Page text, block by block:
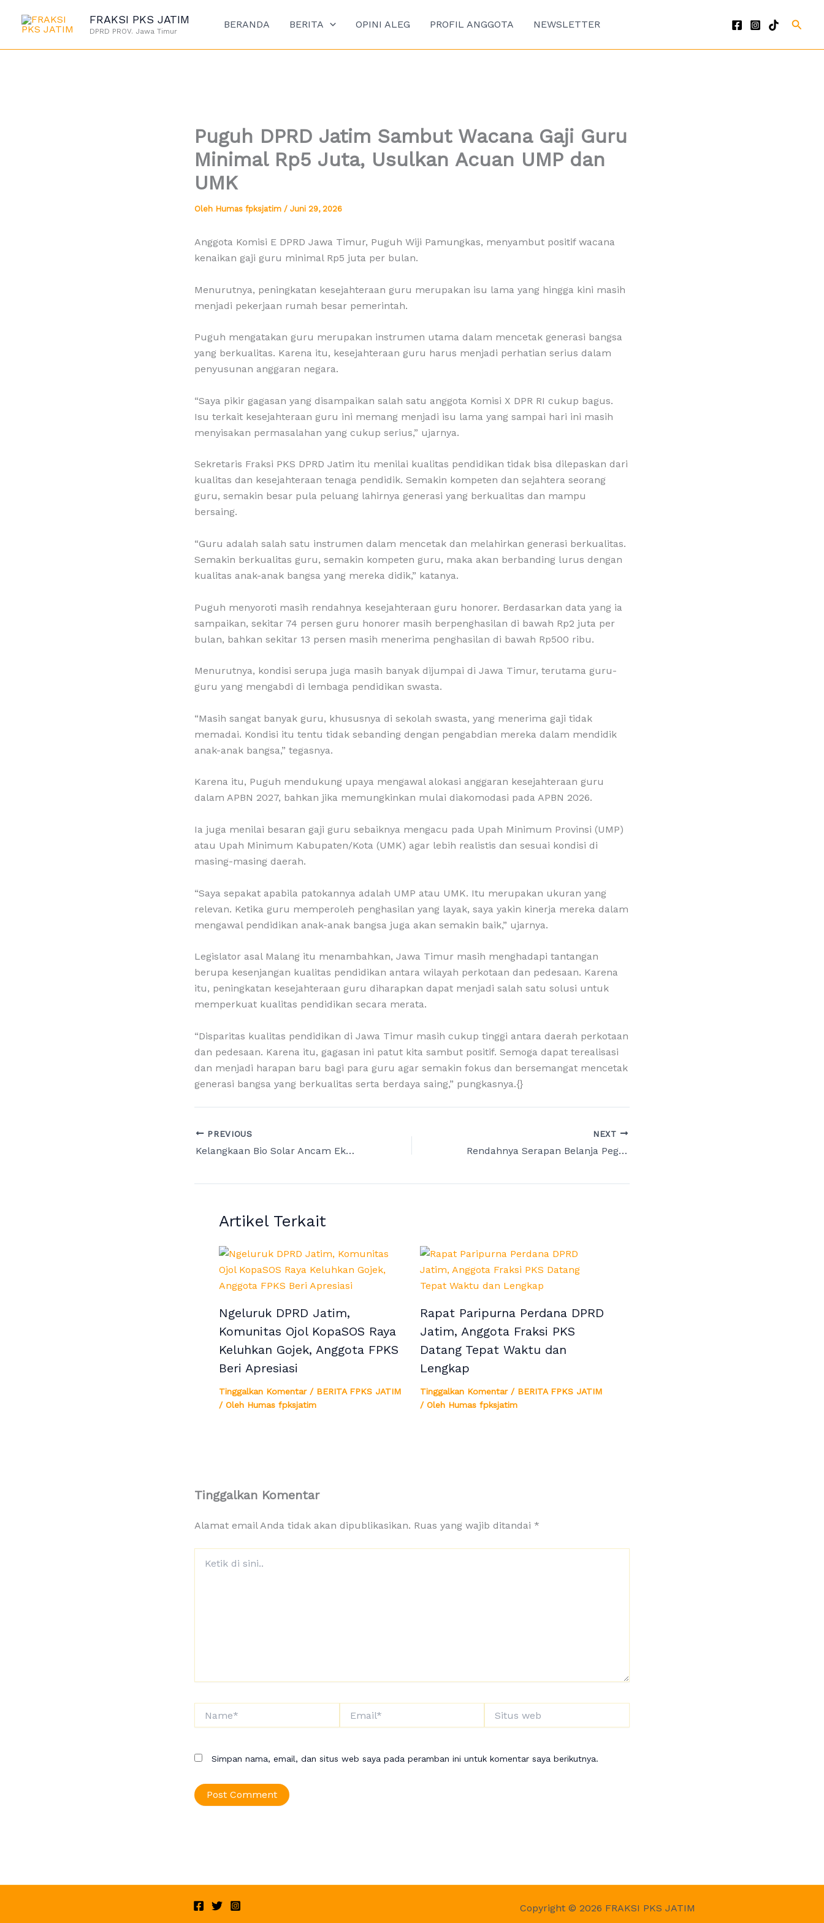
FRAKSI PKS JATIM
DPRD PROV. Jawa Timur
BERANDA BERITA OPINI ALEG PROFIL ANGGOTA NEWSLETTER Cari
Puguh DPRD Jatim Sambut Wacana Gaji Guru
Minimal Rp5 Juta, Usulkan Acuan UMP dan
UMK
Oleh Humas fpksjatim / Juni 29, 2026
Anggota Komisi E DPRD Jawa Timur, Puguh Wiji Pamungkas, menyambut positif wacana
kenaikan gaji guru minimal Rp5 juta per bulan.
Menurutnya, peningkatan kesejahteraan guru merupakan isu lama yang hingga kini masih
menjadi pekerjaan rumah besar pemerintah.
Puguh mengatakan guru merupakan instrumen utama dalam mencetak generasi bangsa
yang berkualitas. Karena itu, kesejahteraan guru harus menjadi perhatian serius dalam
penyusunan anggaran negara.
“Saya pikir gagasan yang disampaikan salah satu anggota Komisi X DPR RI cukup bagus.
Isu terkait kesejahteraan guru ini memang menjadi isu lama yang sampai hari ini masih
menyisakan permasalahan yang cukup serius,” ujarnya.
Sekretaris Fraksi PKS DPRD Jatim itu menilai kualitas pendidikan tidak bisa dilepaskan dari
kualitas dan kesejahteraan tenaga pendidik. Semakin kompeten dan sejahtera seorang
guru, semakin besar pula peluang lahirnya generasi yang berkualitas dan mampu
bersaing.
“Guru adalah salah satu instrumen dalam mencetak dan melahirkan generasi berkualitas.
Semakin berkualitas guru, semakin kompeten guru, maka akan berbanding lurus dengan
kualitas anak-anak bangsa yang mereka didik,” katanya.
Puguh menyoroti masih rendahnya kesejahteraan guru honorer. Berdasarkan data yang ia
sampaikan, sekitar 74 persen guru honorer masih berpenghasilan di bawah Rp2 juta per
bulan, bahkan sekitar 13 persen masih menerima penghasilan di bawah Rp500 ribu.
Menurutnya, kondisi serupa juga masih banyak dijumpai di Jawa Timur, terutama guru-
guru yang mengabdi di lembaga pendidikan swasta.
“Masih sangat banyak guru, khususnya di sekolah swasta, yang menerima gaji tidak
memadai. Kondisi itu tentu tidak sebanding dengan pengabdian mereka dalam mendidik
anak-anak bangsa,” tegasnya.
Karena itu, Puguh mendukung upaya mengawal alokasi anggaran kesejahteraan guru
dalam APBN 2027, bahkan jika memungkinkan mulai diakomodasi pada APBN 2026.
Ia juga menilai besaran gaji guru sebaiknya mengacu pada Upah Minimum Provinsi (UMP)
atau Upah Minimum Kabupaten/Kota (UMK) agar lebih realistis dan sesuai kondisi di
masing-masing daerah.
“Saya sepakat apabila patokannya adalah UMP atau UMK. Itu merupakan ukuran yang
relevan. Ketika guru memperoleh penghasilan yang layak, saya yakin kinerja mereka dalam
mengawal pendidikan anak-anak bangsa juga akan semakin baik,” ujarnya.
Legislator asal Malang itu menambahkan, Jawa Timur masih menghadapi tantangan
berupa kesenjangan kualitas pendidikan antara wilayah perkotaan dan pedesaan. Karena
itu, peningkatan kesejahteraan guru diharapkan dapat menjadi salah satu solusi untuk
memperkuat kualitas pendidikan secara merata.
“Disparitas kualitas pendidikan di Jawa Timur masih cukup tinggi antara daerah perkotaan
dan pedesaan. Karena itu, gagasan ini patut kita sambut positif. Semoga dapat terealisasi
dan menjadi harapan baru bagi para guru agar semakin fokus dan bersemangat mencetak
generasi bangsa yang berkualitas serta berdaya saing,” pungkasnya.{}
PREVIOUS
Kelangkaan Bio Solar Ancam Ekonomi Rakyat, Puguh DPRD Jatim Minta Pemerintah Segera Beri Kepastian
NEXT
Rendahnya Serapan Belanja Pegawai dan Infrastruktur Jadi Sorotan, FPKS DPRD Jatim Minta Evaluasi Menyeluruh
Artikel Terkait
Ngeluruk DPRD Jatim,
Komunitas Ojol KopaSOS Raya
Keluhkan Gojek, Anggota FPKS
Beri Apresiasi
Tinggalkan Komentar / BERITA FPKS JATIM
/ Oleh Humas fpksjatim
Rapat Paripurna Perdana DPRD
Jatim, Anggota Fraksi PKS
Datang Tepat Waktu dan
Lengkap
Tinggalkan Komentar / BERITA FPKS JATIM
/ Oleh Humas fpksjatim
Tinggalkan Komentar
Alamat email Anda tidak akan dipublikasikan. Ruas yang wajib ditandai *
web
Simpan nama, email, dan situs web saya pada peramban ini untuk komentar saya berikutnya.
Copyright © 2026 FRAKSI PKS JATIM